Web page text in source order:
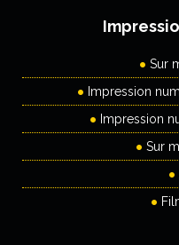
Sur
Impression
Impression
Sur